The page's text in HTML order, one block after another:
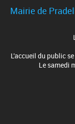
Mairie de
L'accueil du public
Le samedi